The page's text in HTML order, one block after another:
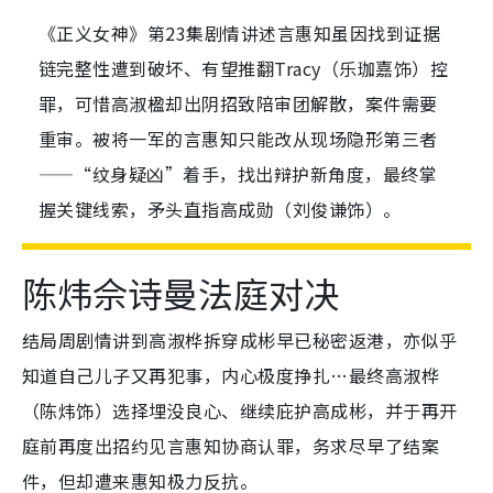
《正义女神》第23集剧情讲述言惠知虽因找到证据
链完整性遭到破坏、有望推翻Tracy（乐珈嘉饰）控
罪，可惜高淑楹却出阴招致陪审团解散，案件需要
重审。被将一军的言惠知只能改从现场隐形第三者
——“纹身疑凶”着手，找出辩护新角度，最终掌
握关键线索，矛头直指高成勋（刘俊谦饰）。
陈炜佘诗曼法庭对决
结局周剧情讲到高淑桦拆穿成彬早已秘密返港，亦似乎
知道自己儿子又再犯事，内心极度挣扎…最终高淑桦
（陈炜饰）选择埋没良心、继续庇护高成彬，并于再开
庭前再度出招约见言惠知协商认罪，务求尽早了结案
件，但却遭来惠知极力反抗。